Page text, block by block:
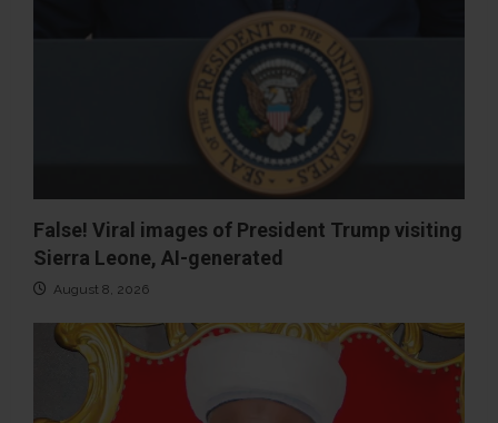
False! Viral images of President Trump visiting
Sierra Leone, AI-generated
August 8, 2026